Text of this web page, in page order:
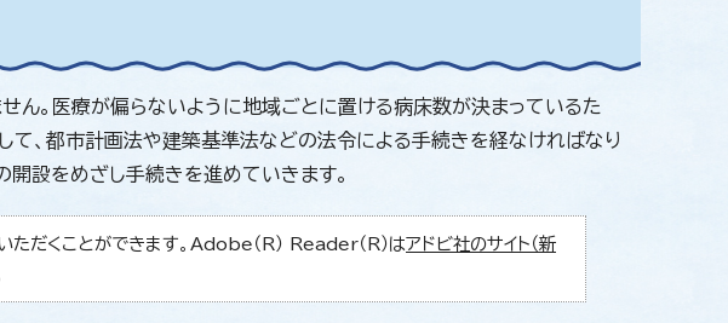
ん。医療が偏らないように地域ごとに置ける病床数が決まっているた
て、都市計画法や建築基準法などの法令による手続きを経なければなり
設をめざし手続きを進めていきます。
ただくことができます。Adobe（R） Reader（R）はアドビ社のサイト（新